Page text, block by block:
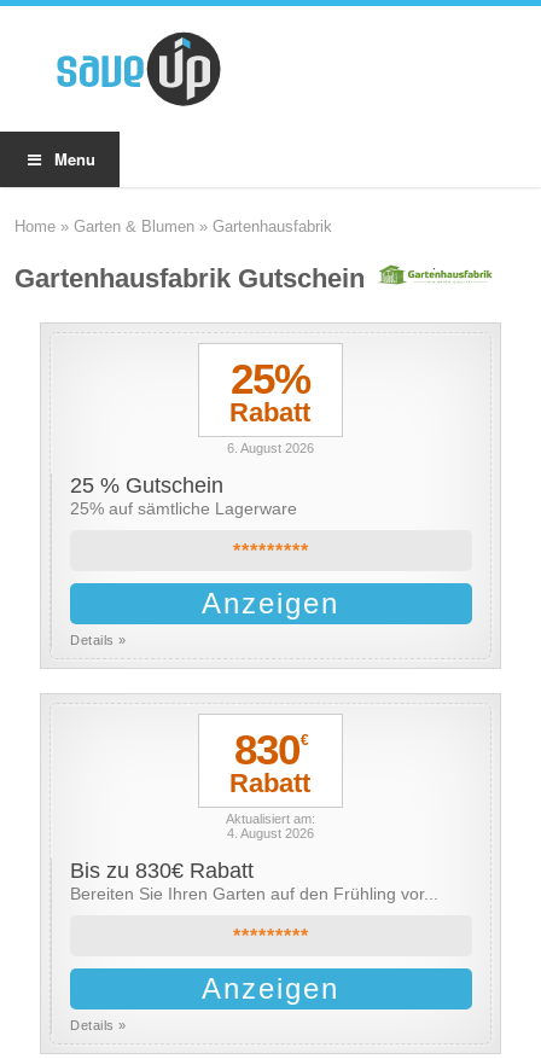
Menu
Home »Garten & Blumen »Gartenhausfabrik
Gartenhausfabrik Gutscheine
25%
Rabatt
6. August 2026
25 % Gutschein
25% auf sämtliche Lagerware
*********
Anzeigen
Details »
830€
Rabatt
Aktualisiert am:
4. August 2026
Bis zu 830€ Rabatt
Bereiten Sie Ihren Garten auf den Frühling vor...
*********
Anzeigen
Details »